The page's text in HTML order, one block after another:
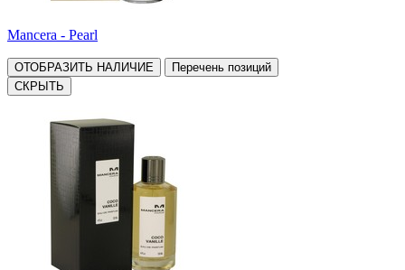
Mancera - Pearl
ОТОБРАЗИТЬ НАЛИЧИЕ
Перечень позиций
СКРЫТЬ